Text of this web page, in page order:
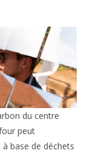
du centre
peut
base de déchets